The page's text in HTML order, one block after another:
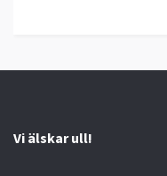
Vi älskar ull!